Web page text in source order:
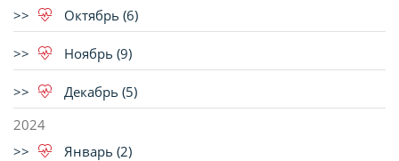
Октябрь (6)
Ноябрь (9)
Декабрь (5)
2024
Январь (2)